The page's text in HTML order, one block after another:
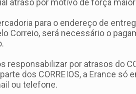
atraso por motivo de força
para o endereço de
Correio, será necessário o
responsabilizar por atrasos do
dos CORREIOS, a Erance
ou telefone.